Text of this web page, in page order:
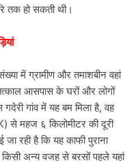
तक हो सकती थी।
में ग्रामीण और तमाशबीन वहां
आसपास के घरों और लोगों
गांव में यह बम मिला है, वह
से महज ६ किलोमीटर की दूरी
रही है कि यह काफी पुराना
अन्य वजह से बरसों पहले यहां